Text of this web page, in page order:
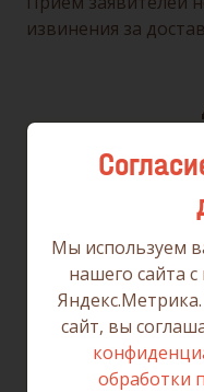
извинения за
Мы используем
нашего сайта
сайт, вы
обработки